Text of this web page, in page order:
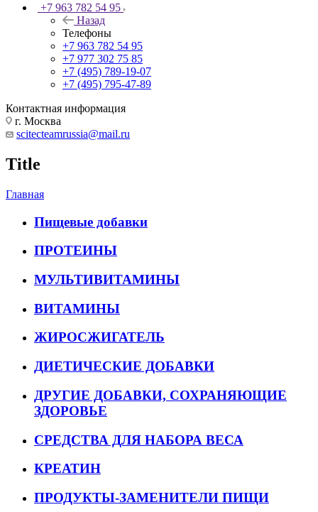
+7 963 782 54 95
Назад
Телефоны
+7 963 782 54 95
+7 977 302 75 85
+7 (495) 789-19-07
+7 (495) 795-47-89
Контактная информация
г. Москва
scitecteamrussia@mail.ru
Title
Главная
Пищевые добавки
ПРОТЕИНЫ
МУЛЬТИВИТАМИНЫ
ВИТАМИНЫ
ЖИРОСЖИГАТЕЛЬ
ДИЕТИЧЕСКИЕ ДОБАВКИ
ДРУГИЕ ДОБАВКИ, СОХРАНЯЮЩИЕ
ЗДОРОВЬЕ
СРЕДСТВА ДЛЯ НАБОРА ВЕСА
КРЕАТИН
ПРОДУКТЫ-ЗАМЕНИТЕЛИ ПИЩИ